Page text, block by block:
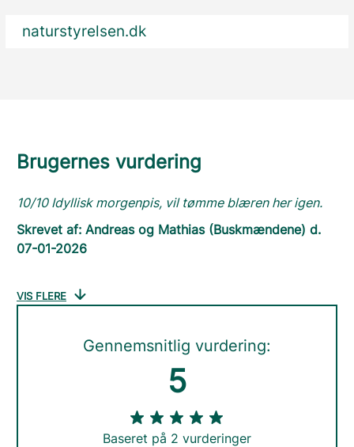
naturstyrelsen.dk
Brugernes vurdering
10/10 Idyllisk morgenpis, vil tømme blæren her igen.
Skrevet af: Andreas og Mathias (Buskmændene) d.
07-01-2026
VIS FLERE
Gennemsnitlig vurdering:
5
Baseret på 2 vurderinger